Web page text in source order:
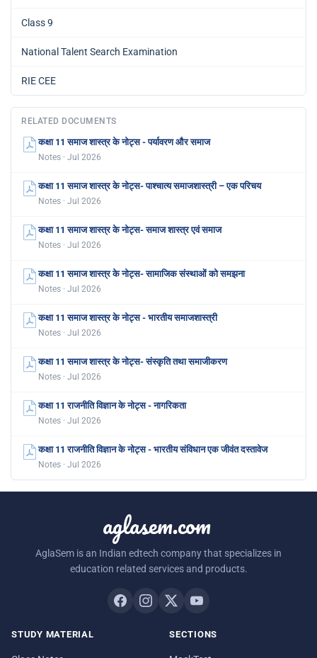
Class 9
National Talent Search Examination
RIE CEE
RELATED DOCUMENTS
कक्षा 11 समाज शास्त्र के नोट्स - पर्यावरण और समाज
Notes · Jul 2026
कक्षा 11 समाज शास्त्र के नोट्स- पाश्चात्य समाजशास्त्री – एक परिचय
Notes · Jul 2026
कक्षा 11 समाज शास्त्र के नोट्स- समाज शास्त्र एवं समाज
Notes · Jul 2026
कक्षा 11 समाज शास्त्र के नोट्स- सामाजिक संस्थाओं को समझना
Notes · Jul 2026
कक्षा 11 समाज शास्त्र के नोट्स - भारतीय समाजशास्त्री
Notes · Jul 2026
कक्षा 11 समाज शास्त्र के नोट्स- संस्कृति तथा समाजीकरण
Notes · Jul 2026
कक्षा 11 राजनीति विज्ञान के नोट्स - नागरिकता
Notes · Jul 2026
कक्षा 11 राजनीति विज्ञान के नोट्स - भारतीय संविधान एक जीवंत दस्तावेज
Notes · Jul 2026
aglasem.com
AglaSem is an Indian edtech company that specializes in
education related services and products.
STUDY MATERIAL SECTIONS